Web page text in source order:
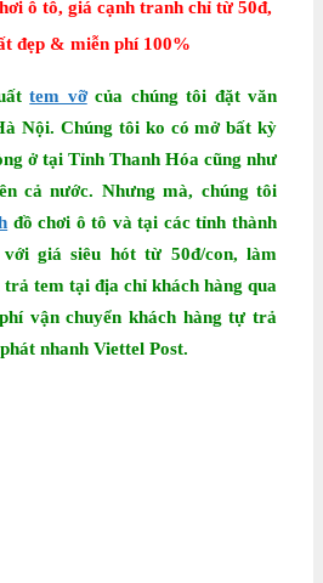
ô tô, giá cạnh tranh chỉ từ 50đ,
đẹp & miễn phí 100%
tem vỡcủa chúng tôi đặt văn
Nội. Chúng tôi ko có mở bất kỳ
ở tại Tỉnh Thanh Hóa cũng như
cả nước. Nhưng mà, chúng tôi
đồ chơi ô tô và tại các tỉnh thành
giá siêu hót từ 50đ/con, làm
tem tại địa chỉ khách hàng qua
vận chuyển khách hàng tự trả
nhanh Viettel Post.